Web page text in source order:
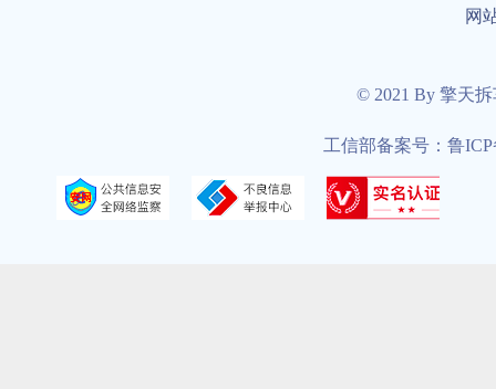
网
© 2021 By 擎天
工信部备案号：鲁